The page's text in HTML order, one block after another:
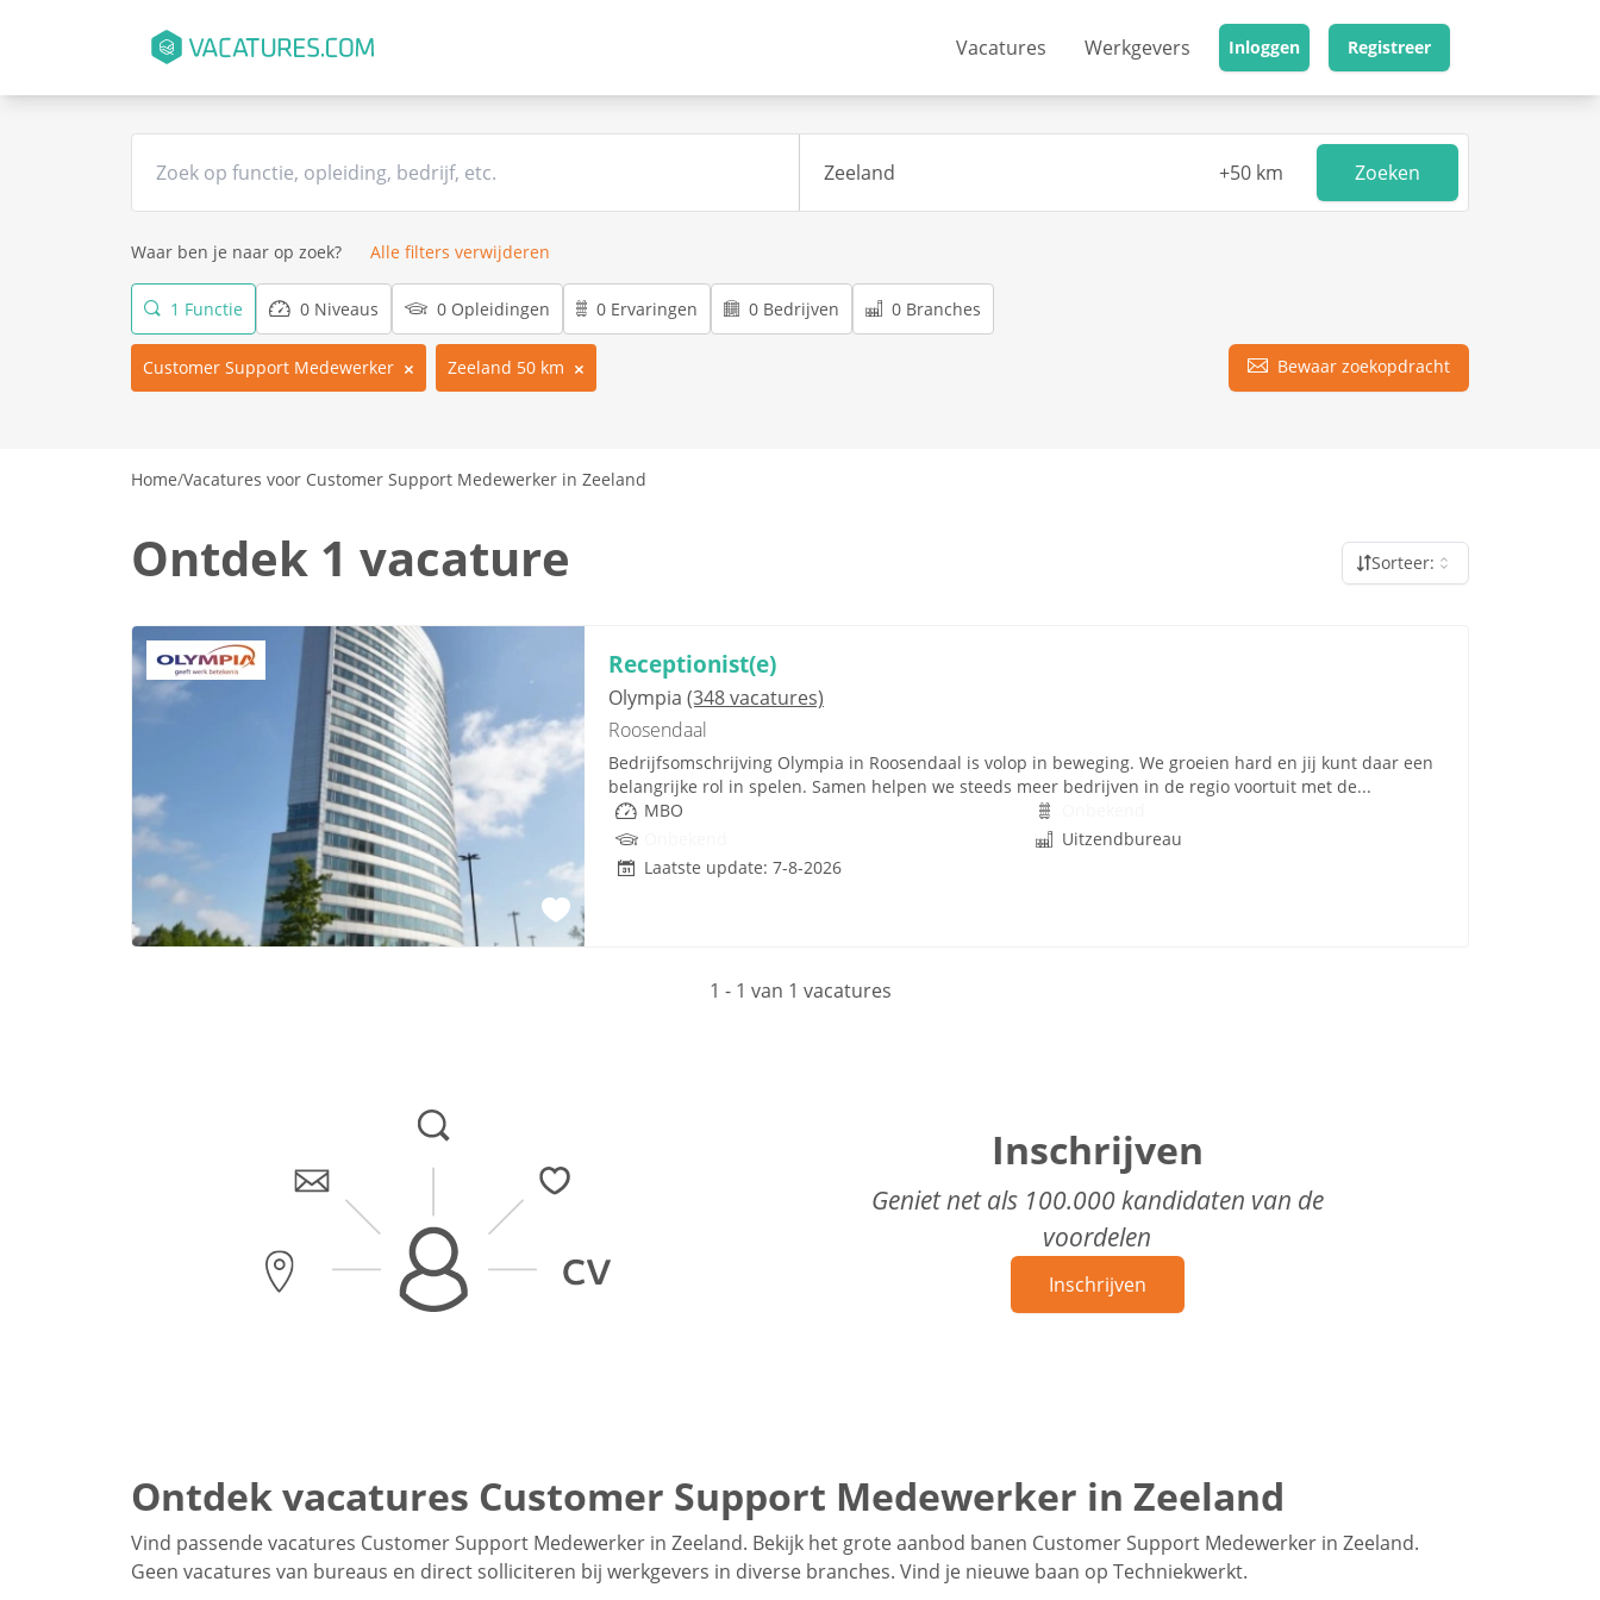
Vacatures Werkgevers Inloggen Registreer
Zoeken
Waar ben je naar op zoek? Alle filters verwijderen
1 Functie 0 Niveaus 0 Opleidingen 0 Ervaringen 0 Bedrijven 0 Branches
Customer Support Medewerker Zeeland 50 km Bewaar zoekopdracht
Home/Vacatures voor Customer Support Medewerker in Zeeland
Ontdek 1 vacature Sorteer:
Receptionist(e)
Olympia (348 vacatures)
Roosendaal
Bedrijfsomschrijving Olympia in Roosendaal is volop in beweging. We groeien hard en jij kunt daar een
belangrijke rol in spelen. Samen helpen we steeds meer bedrijven in de regio voortuit met de...
MBO
Uitzendbureau
Laatste update: 7-8-2026
1 - 1 van 1 vacatures
Inschrijven
Geniet net als 100.000 kandidaten van de
voordelen
Inschrijven
Ontdek vacatures Customer Support Medewerker in Zeeland
Vind passende vacatures Customer Support Medewerker in Zeeland. Bekijk het grote aanbod banen Customer Support Medewerker in Zeeland.
Geen vacatures van bureaus en direct solliciteren bij werkgevers in diverse branches. Vind je nieuwe baan op Techniekwerkt.